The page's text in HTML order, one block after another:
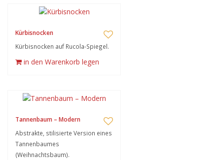
Kürbisnocken
Kürbisnocken auf Rucola-Spiegel.
in den Warenkorb legen
Tannenbaum – Modern
Abstrakte, stilisierte Version eines
Tannenbaumes
(Weihnachtsbaum).